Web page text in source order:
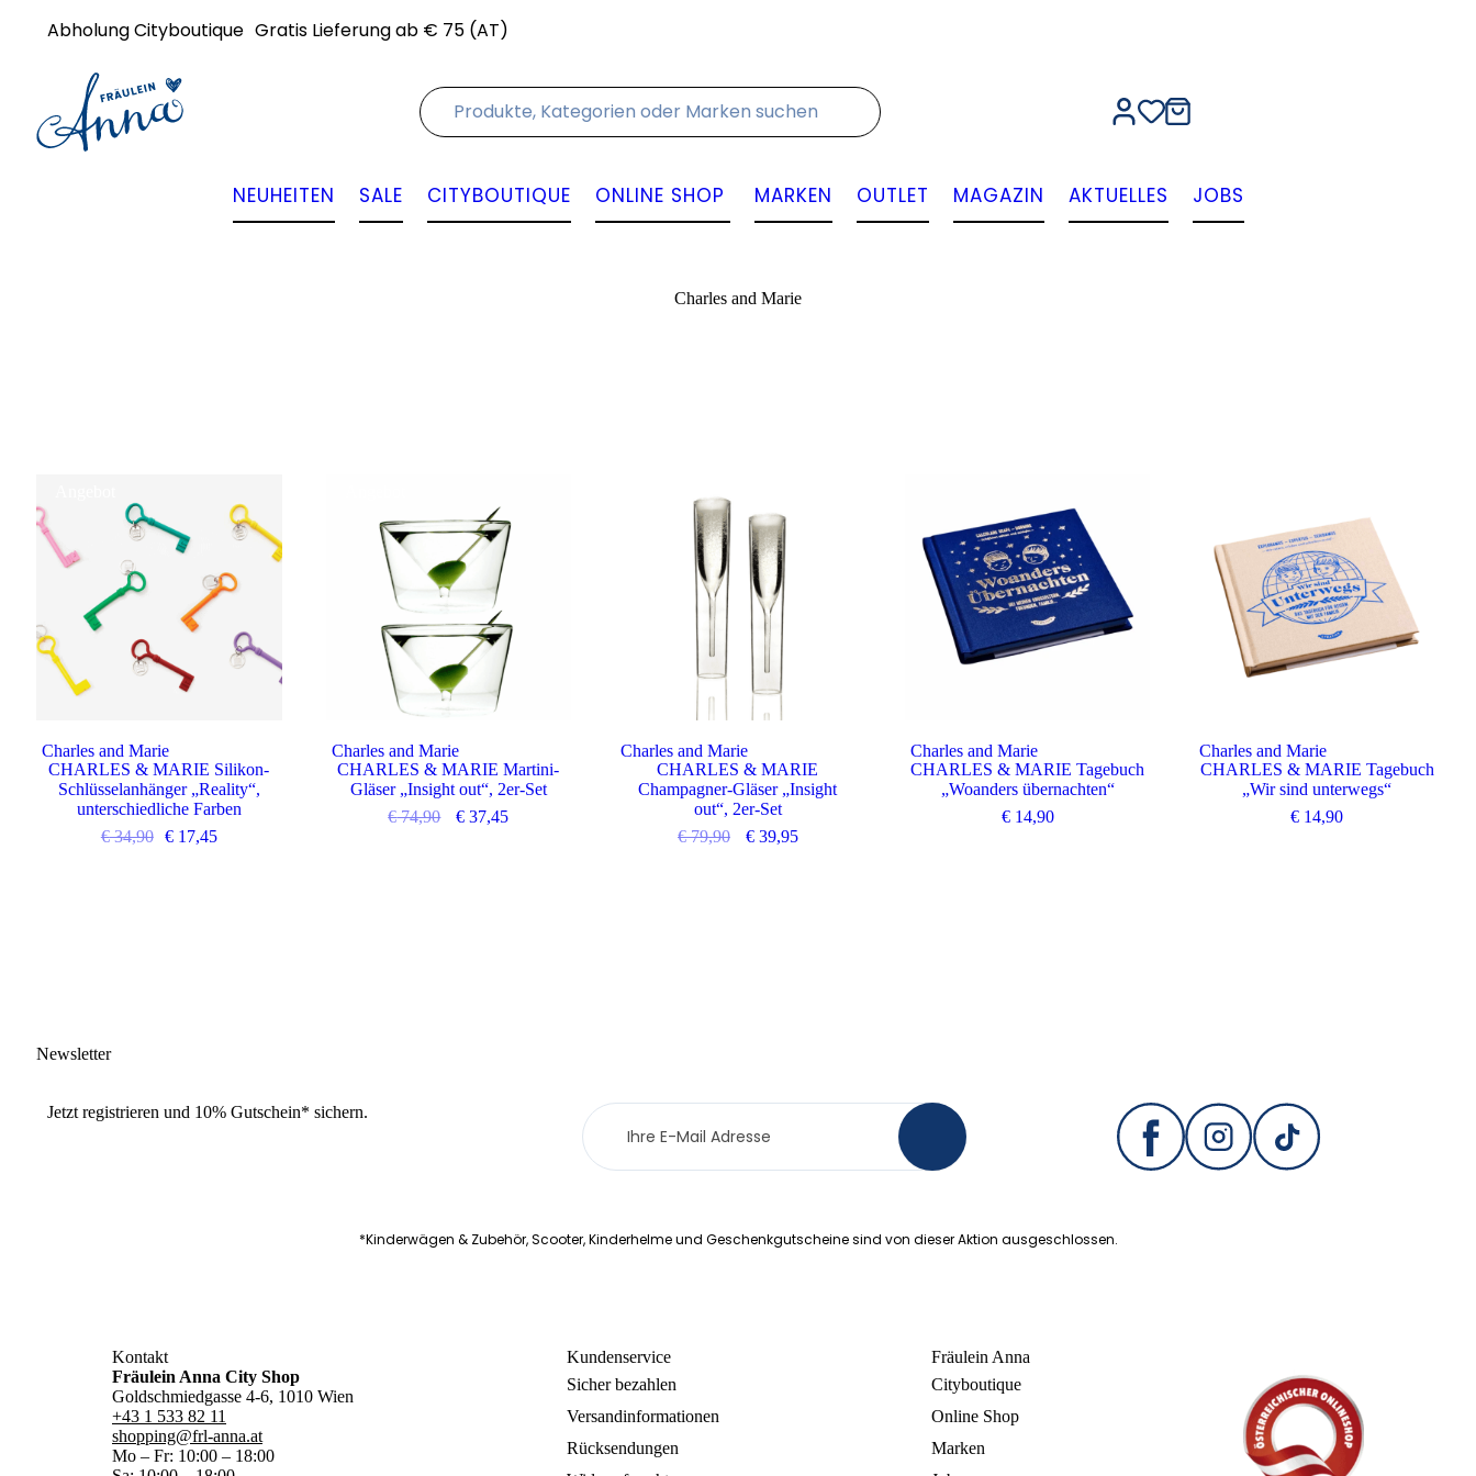
Abholung Cityboutique Gratis Lieferung ab € 75 (AT)
NEUHEITEN SALE CITYBOUTIQUE ONLINE SHOP MARKEN OUTLET MAGAZIN AKTUELLES JOBS
Charles and Marie
Charles and Marie
CHARLES & MARIE Silikon-
Schlüsselanhänger „Reality“,
unterschiedliche Farben
€34,90 €17,45
Charles and Marie
CHARLES & MARIE Martini-
Gläser „Insight out“, 2er-Set
€74,90 € 37,45
Charles and Marie
CHARLES & MARIE
Champagner-Gläser „Insight
out“, 2er-Set
€79,90 €39,95
Charles and Marie
CHARLES & MARIE Tagebuch
„Woanders übernachten“
€14,90
Charles and Marie
CHARLES & MARIE Tagebuch
„Wir sind unterwegs“
€ 14,90
Newsletter
Jetzt registrieren und 10% Gutschein* sichern.
Newsletter
Anmeldung
*Kinderwägen & Zubehör, Scooter, Kinderhelme und Geschenkgutscheine sind von dieser Aktion ausgeschlossen.
Kontakt
Fräulein Anna City Shop
Goldschmiedgasse 4-6, 1010 Wien
+43 1 533 82 11
shopping@frl-anna.at
Mo – Fr: 10:00 – 18:00
Kundenservice
Sicher bezahlen
Versandinformationen
Rücksendungen
Fräulein Anna
Cityboutique
Online Shop
Marken